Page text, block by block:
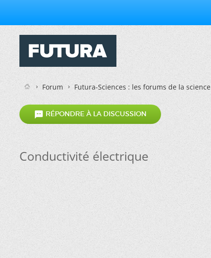
Forum Futura-Sciences : les forums de la science
 RÉPONDRE À LA DISCUSSION
Conductivité électrique